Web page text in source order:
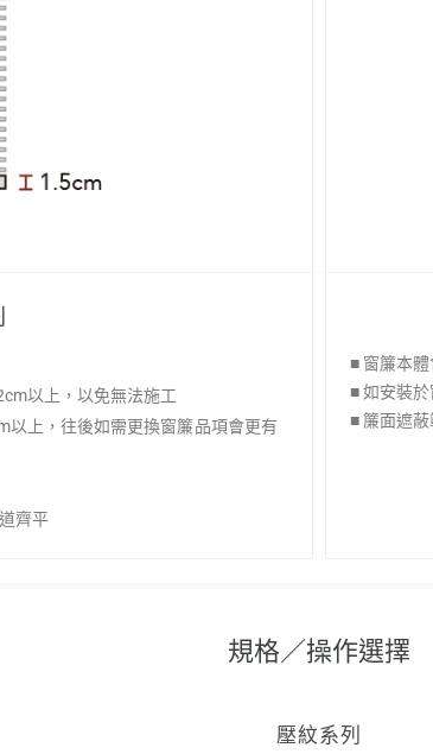
以上，以免無法施工
以上，往後如需更換窗簾品項會更有
齊平
■ 窗簾本
■ 如安裝
■ 簾面遮
規格／操作選擇
壓紋系列